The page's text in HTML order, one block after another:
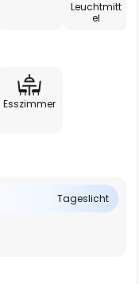
Leuchtmitt
el
Esszimmer
Tageslicht